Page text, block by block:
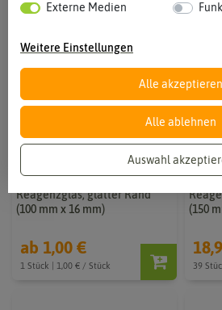
Reagenzglas, glatter Rand
(100 mm x 16 mm)
ab 1,00 €
1 Stück | 1,00 € / Stück
(150
39
Externe Medien
Weitere Einstellungen
Alle akzeptieren
Alle ablehnen
Auswahl